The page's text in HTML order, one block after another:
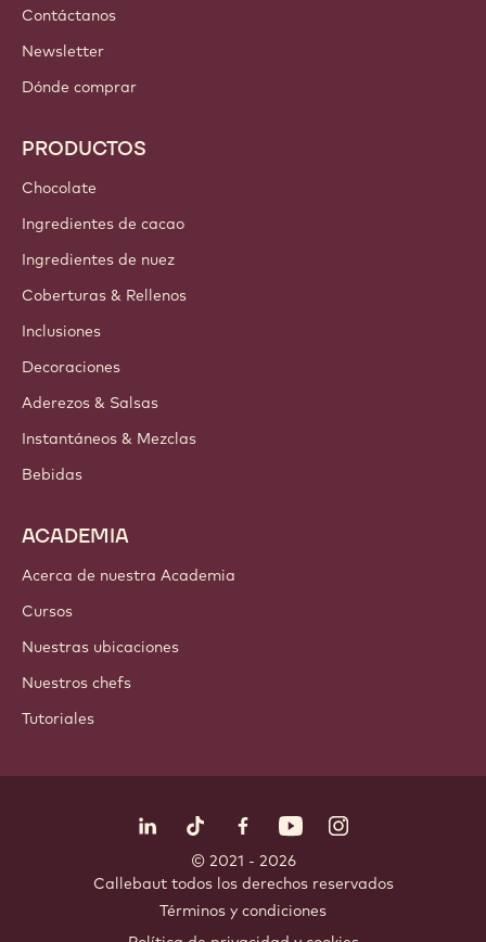
Contáctanos
Newsletter
Dónde comprar
PRODUCTOS
Chocolate
Ingredientes de cacao
Ingredientes de nuez
Coberturas & Rellenos
Inclusiones
Decoraciones
Aderezos & Salsas
Instantáneos & Mezclas
Bebidas
ACADEMIA
Acerca de nuestra Academia
Cursos
Nuestras ubicaciones
Nuestros chefs
Tutoriales
LinkedIn Opens in a new window.
TikTok Opens in a new window.
Facebook Opens in a new
YouTubeInstagram
© 2021 - 2026
Callebaut. todos los derechos reservados
Términos y condiciones